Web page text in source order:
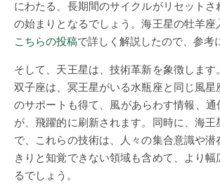
にわたる、長期間のサイクルがリセット
の始まりとなるでしょう。海王星の牡羊座
こちらの投稿で詳しく解説したので、参考
そして、天王星は、技術革新を象徴します
双子座は、冥王星がいる水瓶座と同じ風星
のサポートも得て、風があらわす情報、
が、飛躍的に刷新されます。同時に、海
で、これらの技術は、人々の集合意識や潜
きりと知覚できない領域も含めて、より幅
るでしょう。